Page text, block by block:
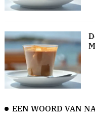
EEN WOORD VAN